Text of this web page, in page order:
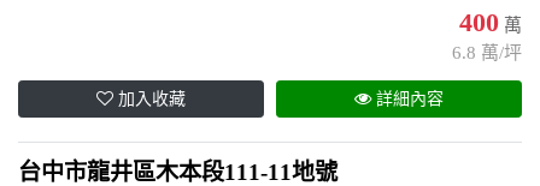
400 萬
6.8 萬/坪
加入收藏 詳細內容
台中市龍井區木本段111-11地號